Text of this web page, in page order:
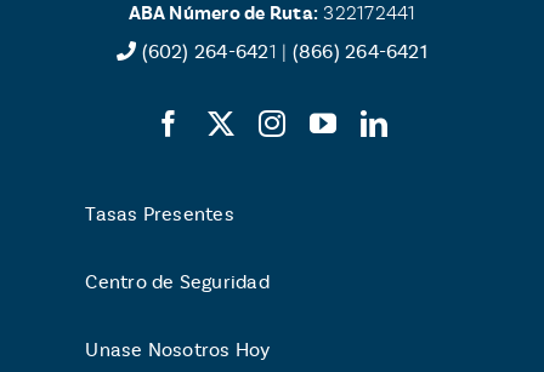
ABA Número de Ruta: 322172441
(602) 264-6421 | (866) 264-6421
Tasas Presentes
Centro de Seguridad
Unase Nosotros Hoy